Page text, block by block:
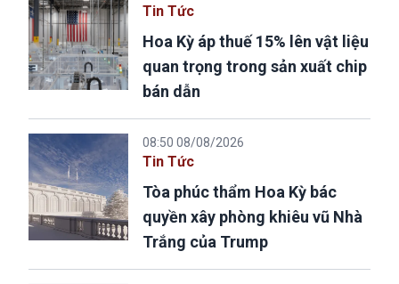
Tin Tức
Hoa Kỳ áp thuế 15% lên vật liệu
quan trọng trong sản xuất chip
bán dẫn
08:50 08/08/2026
Tin Tức
Tòa phúc thẩm Hoa Kỳ bác
quyền xây phòng khiêu vũ Nhà
Trắng của Trump